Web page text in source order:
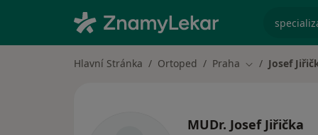
Hlavní Stránka Ortoped Praha Změna města
Josef
MUDr. Josef Jiřička